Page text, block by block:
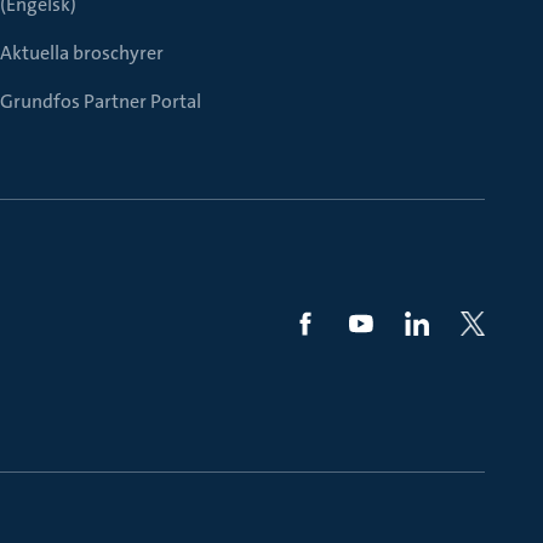
Aktuella broschyrer
Grundfos Partner Portal